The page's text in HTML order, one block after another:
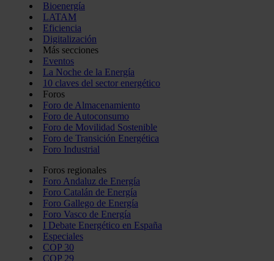
Bioenergía
LATAM
Eficiencia
Digitalización
Más secciones
Eventos
La Noche de la Energía
10 claves del sector energético
Foros
Foro de Almacenamiento
Foro de Autoconsumo
Foro de Movilidad Sostenible
Foro de Transición Energética
Foro Industrial
Foros regionales
Foro Andaluz de Energía
Foro Catalán de Energía
Foro Gallego de Energía
Foro Vasco de Energía
I Debate Energético en España
Especiales
COP 30
COP 29